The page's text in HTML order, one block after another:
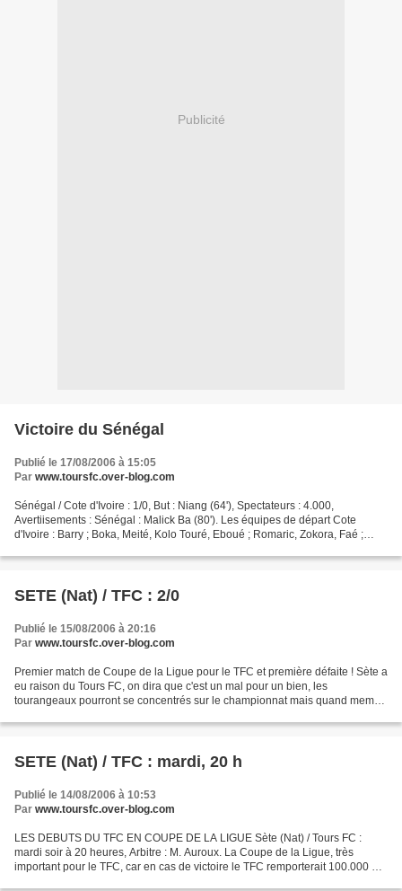
Publicité
Victoire du Sénégal
Publié le 17/08/2006 à 15:05
Par www.toursfc.over-blog.com
Sénégal / Cote d'Ivoire : 1/0, But : Niang (64'), Spectateurs : 4.000,
Avertiisements : Sénégal : Malick Ba (80'). Les équipes de départ Cote
d'Ivoire : Barry ; Boka, Meité, Kolo Touré, Eboué ; Romaric, Zokora, Faé ;
SETE (Nat) / TFC : 2/0
Publié le 15/08/2006 à 20:16
Par www.toursfc.over-blog.com
Premier match de Coupe de la Ligue pour le TFC et première défaite ! Sète a
eu raison du Tours FC, on dira que c'est un mal pour un bien, les
tourangeaux pourront se concentrés sur le championnat mais quand meme,
SETE (Nat) / TFC : mardi, 20 h
Publié le 14/08/2006 à 10:53
Par www.toursfc.over-blog.com
LES DEBUTS DU TFC EN COUPE DE LA LIGUE Sète (Nat) / Tours FC :
mardi soir à 20 heures, Arbitre : M. Auroux. La Coupe de la Ligue, très
important pour le TFC, car en cas de victoire le TFC remporterait 100.000 €,